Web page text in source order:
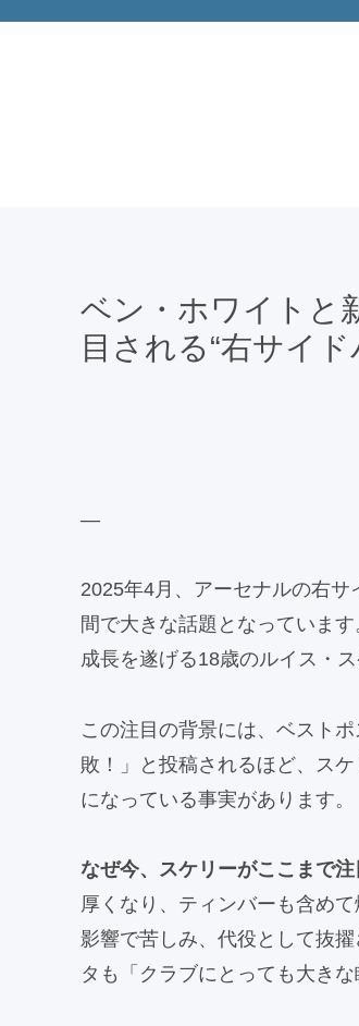
ベン・ホワイトと
目される“右サイ
—
2025年4月、アーセナルの右
間で大きな話題となっていま
成長を遂げる18歳のルイス・ス
この注目の背景には、ベスト
敗！」と投稿されるほど、ス
になっている事実があります。
なぜ今、スケリーがここまで注
厚くなり、ティンバーも含め
影響で苦しみ、代役として抜
タも「クラブにとっても大き